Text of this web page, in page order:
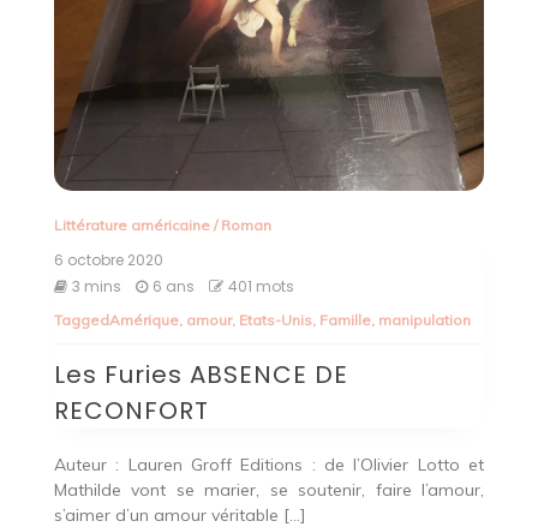
Littérature américaine/ Roman
6 octobre 2020
3 mins
6 ans 401 mots
TaggedAmérique, amour, Etats-Unis, Famille, manipulation
Les Furies ABSENCE DE
RECONFORT
Auteur : Lauren Groff Editions : de l’Olivier Lotto et
Mathilde vont se marier, se soutenir, faire l’amour,
s’aimer d’un amour véritable […]